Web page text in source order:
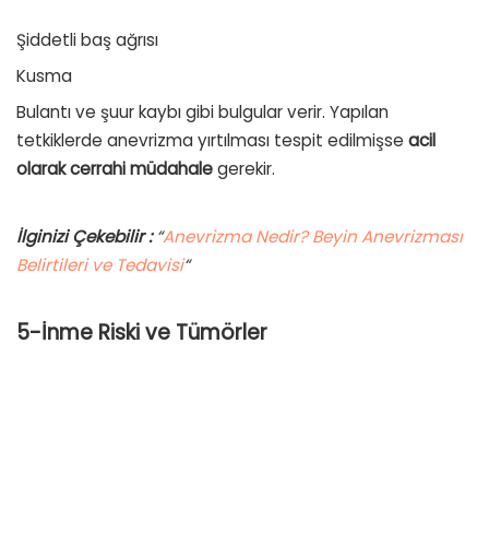
Şiddetli baş ağrısı
Kusma
Bulantı ve şuur kaybı gibi bulgular verir. Yapılan
tetkiklerde anevrizma yırtılması tespit edilmişse acil
olarakcerrahi müdahalegerekir.
İlginizi Çekebilir :“Anevrizma Nedir? Beyin Anevrizması
Belirtileri ve Tedavisi“
5-İnme Riski ve Tümörler